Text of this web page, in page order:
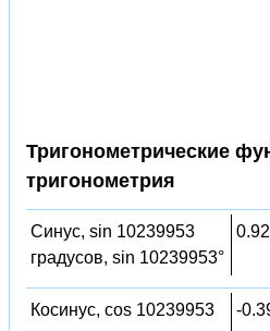
Тригонометрические
тригонометрия
Синус, sin 10239953
градусов, sin 10239953°
Косинус, cos 10239953
-